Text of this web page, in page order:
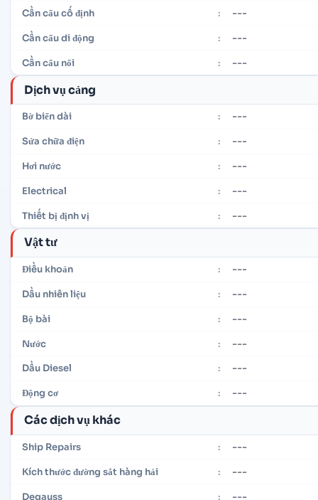
Cần cẩu cố định : ---
Cần cẩu di động : ---
Cần cẩu nổi : ---
Dịch vụ cảng
Bờ biển dài : ---
Sửa chữa điện : ---
Hơi nước : ---
Electrical : ---
Thiết bị định vị : ---
Vật tư
Điều khoản : ---
Dầu nhiên liệu : ---
Bộ bài : ---
Nước : ---
Dầu Diesel : ---
Động cơ : ---
Các dịch vụ khác
Ship Repairs : ---
Kích thước đường sắt hàng hải : ---
Degauss : ---